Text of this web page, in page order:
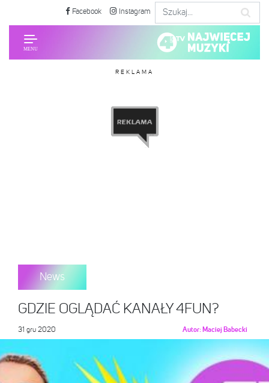
Facebook Instagram
REKLAMA
News
GDZIE OGLĄDAĆ KANAŁY 4FUN?
31 gru 2020 Autor: Maciej Babecki